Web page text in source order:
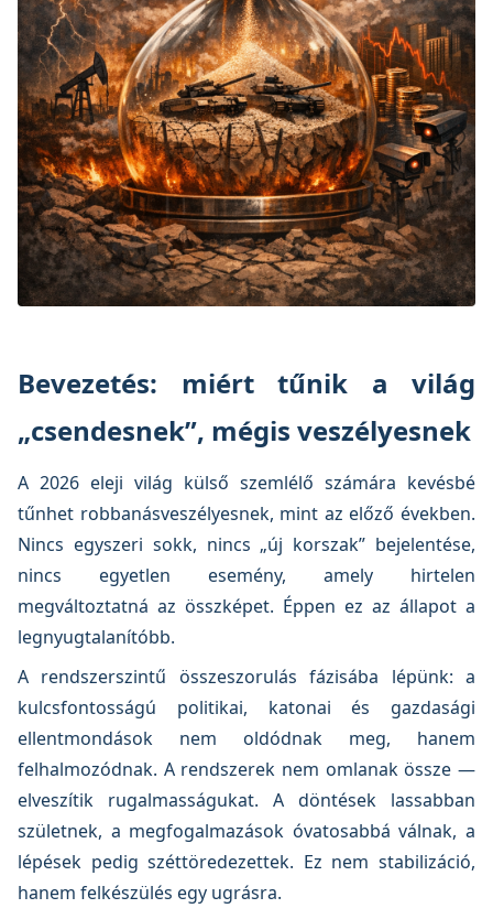
Bevezetés: miért tűnik a világ
„csendesnek”, mégis veszélyesnek
A 2026 eleji világ külső szemlélő számára kevésbé
tűnhet robbanásveszélyesnek, mint az előző években.
Nincs egyszeri sokk, nincs „új korszak” bejelentése,
nincs egyetlen esemény, amely hirtelen
megváltoztatná az összképet. Éppen ez az állapot a
legnyugtalanítóbb.
A rendszerszintű összeszorulás fázisába lépünk: a
kulcsfontosságú politikai, katonai és gazdasági
ellentmondások nem oldódnak meg, hanem
felhalmozódnak. A rendszerek nem omlanak össze —
elveszítik rugalmasságukat. A döntések lassabban
születnek, a megfogalmazások óvatosabbá válnak, a
lépések pedig széttöredezettek. Ez nem stabilizáció,
hanem felkészülés egy ugrásra.